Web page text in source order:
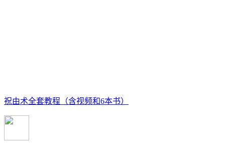
祝由术全套教程（含视频和6本书）